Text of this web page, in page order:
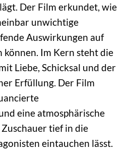
Der Film erkundet, wie
unwichtige
Auswirkungen auf
können. Im Kern steht die
Liebe, Schicksal und der
Erfüllung. Der Film
eine atmosphärische
tief in die
eintauchen lässt.